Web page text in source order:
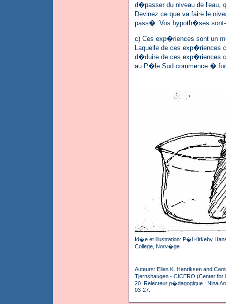
d�passer du niveau de l'eau,
Devinez ce que va faire le
pass�. Vos hypoth�ses
c) Ces exp�riences sont un
Laquelle de ces exp�riences
d�duire de ces exp�riences
au P�le Sud commence �
Id�e et illustration: P�l Kirkeby
College, Norv�ge
Auteurs: Ellen K. Henriksen and
Tjernshaugen - CICERO (Center
20. Relecteur p�dagogique : Nina
03-27.